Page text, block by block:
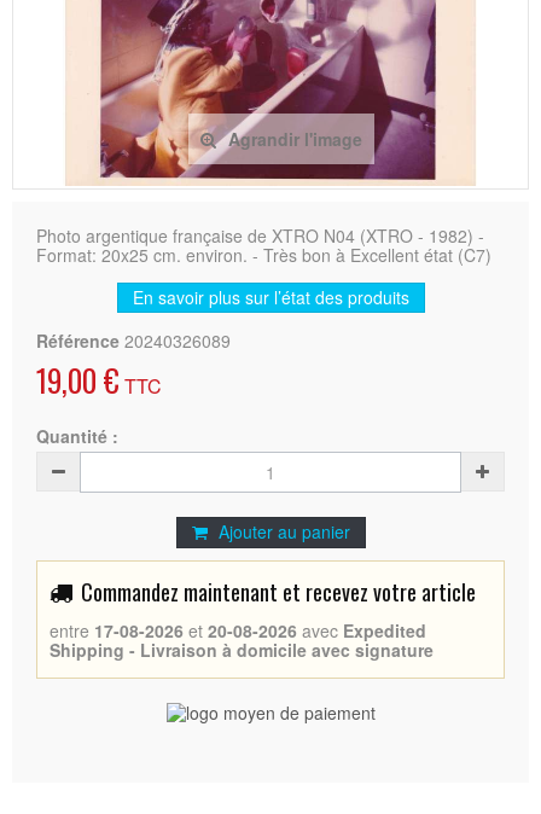
Agrandir l'image
Photo argentique française de XTRO N04 (XTRO - 1982) -
Format: 20x25 cm. environ. - Très bon à Excellent état (C7)
En savoir plus sur l’état des produits
Référence 20240326089
19,00 € TTC
Quantité :
Ajouter au panier
Commandez maintenant et recevez votre article
entre 17-08-2026 et 20-08-2026 avec Expedited
Shipping - Livraison à domicile avec signature